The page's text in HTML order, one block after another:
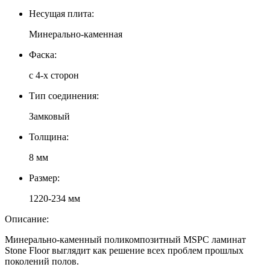
Несущая плита:
Минерально-каменная
Фаска:
c 4-х сторон
Тип соединения:
Замковый
Толщина:
8 мм
Размер:
1220-234 мм
Описание:
Минерально-каменный поликомпозитный MSPC ламинат
Stone Floor выглядит как решение всех проблем прошлых
поколений полов.